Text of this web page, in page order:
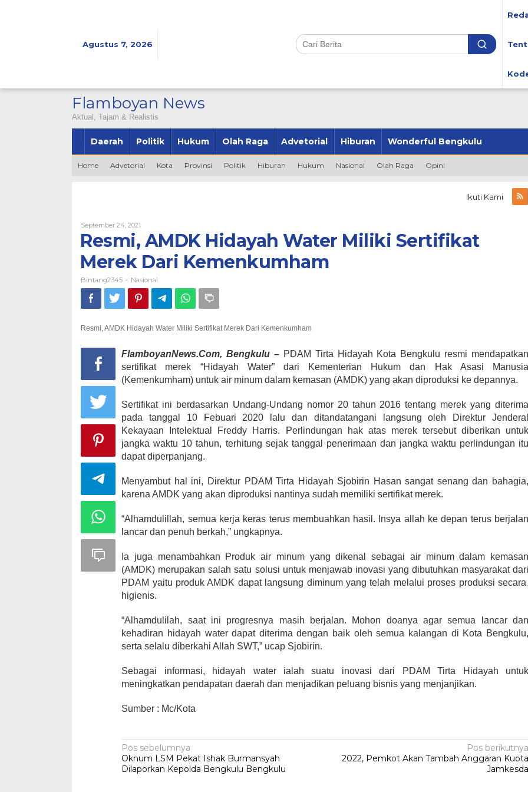
Agustus 7, 2026
Flamboyan News
Aktual, Tajam & Realistis
Daerah Politik Hukum Olah Raga Advetorial Hiburan Wonderful Bengkulu
Home Advetorial Kota Provinsi Politik Hiburan Hukum Nasional Olah Raga Opini
Ikuti Kami
September 24, 2021
Bintang2345
Resmi, AMDK Hidayah Water Miliki Sertifikat
Merek Dari Kemenkumham
Bintang2345 - Nasional
Resmi, AMDK Hidayah Water Miliki Sertifikat Merek Dari Kemenkumham
FlamboyanNews.Com, Bengkulu – PDAM Tirta Hidayah Kota Bengkulu resmi mendapatkan
sertifikat merek “Hidayah Water” dari Kementerian Hukum dan Hak Asasi Manusia
(Kemenkumham) untuk air minum dalam kemasan (AMDK) yang akan diproduksi ke depannya.
Sertifikat ini berdasarkan Undang-Undang nomor 20 tahun 2016 tentang merek yang diterima
pada tanggal 10 Febuari 2020 lalu dan ditandatangani langsung oleh Direktur Jenderal
Kekayaan Intelektual Freddy Harris. Perlindungan hak atas merek tersebut diberikan untuk
jangka waktu 10 tahun, terhitung sejak tanggal penerimaan dan jangka waktu perlindungan itu
dapat diperpanjang.
Menyambut hal ini, Direktur PDAM Tirta Hidayah Sjobirin Hasan sangat senang dan bahagia,
karena AMDK yang akan diproduksi nantinya sudah memiliki sertifikat merek.
“Alhamdulillah, semua kerja keras terus membuahkan hasil. Insya allah ke depan terus berjalan
lancar dan penuh berkah,” ungkapnya.
Ia juga menambahkan Produk air minum yang dikenal sebagai air minum dalam kemasan
(AMDK) merupakan salah satu solusi untuk menjawab inovasi yang dibutuhkan masyarakat dari
PDAM yaitu produk AMDK dapat langsung diminum yang telah melalui proses produksi secara
higienis.
“Alhamdulilah, saat ini progresnya masih berjalan. Mohon doanya agar semua lancar dan
kehadiran hidayah water dapat diterima dengan baik oleh semua kalangan di Kota Bengkulu,
serta selalu diberkahi Allah SWT,” ucap Sjobirin.
Sebagai informasi, hidayah water ialah suatu inovasi dari PDAM Tirta Hidayah untuk
meningkatkan pendapatan daerah dan menjadikan peluang bisnis yang menjanjikan.
Sumber : Mc/Kota
Navigasi
pos
Pos sebelumnya
Oknum LSM Pekat Ishak Burmansyah
Dilaporkan Kepolda Bengkulu Bengkulu
Pos berikutnya
2022, Pemkot Akan Tambah Anggaran Kuota
Jamkesda